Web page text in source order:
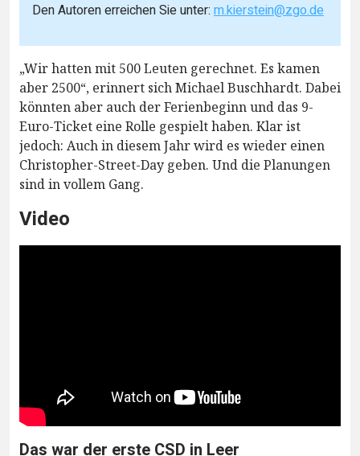
Den Autoren erreichen Sie unter: m.kierstein@zgo.de
„Wir hatten mit 500 Leuten gerechnet. Es kamen
aber 2500“, erinnert sich Michael Buschhardt. Dabei
könnten aber auch der Ferienbeginn und das 9-
Euro-Ticket eine Rolle gespielt haben. Klar ist
jedoch: Auch in diesem Jahr wird es wieder einen
Christopher-Street-Day geben. Und die Planungen
sind in vollem Gang.
Video
Das war der erste CSD in Leer